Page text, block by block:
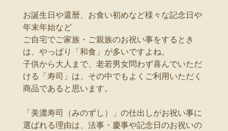
お誕生日や還暦、お食い初めなど様々な記念日や
年末年始など
ご自宅でご家族・ご親族のお祝い事をするとき
は、やっぱり「和食」が多いですよね。
子供から大人まで、老若男女問わず喜んでいただ
ける「寿司」は、その中でもよくご利用いただく
商品であると思います。
「美濃寿司（みのずし）」の仕出しがお祝い事に
選ばれる理由は、法事・慶事や記念日のお祝いの